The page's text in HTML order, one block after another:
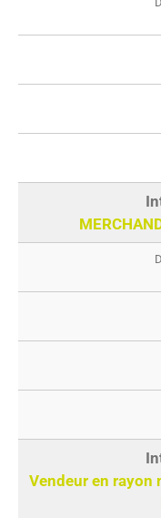
Vendeur en rayon